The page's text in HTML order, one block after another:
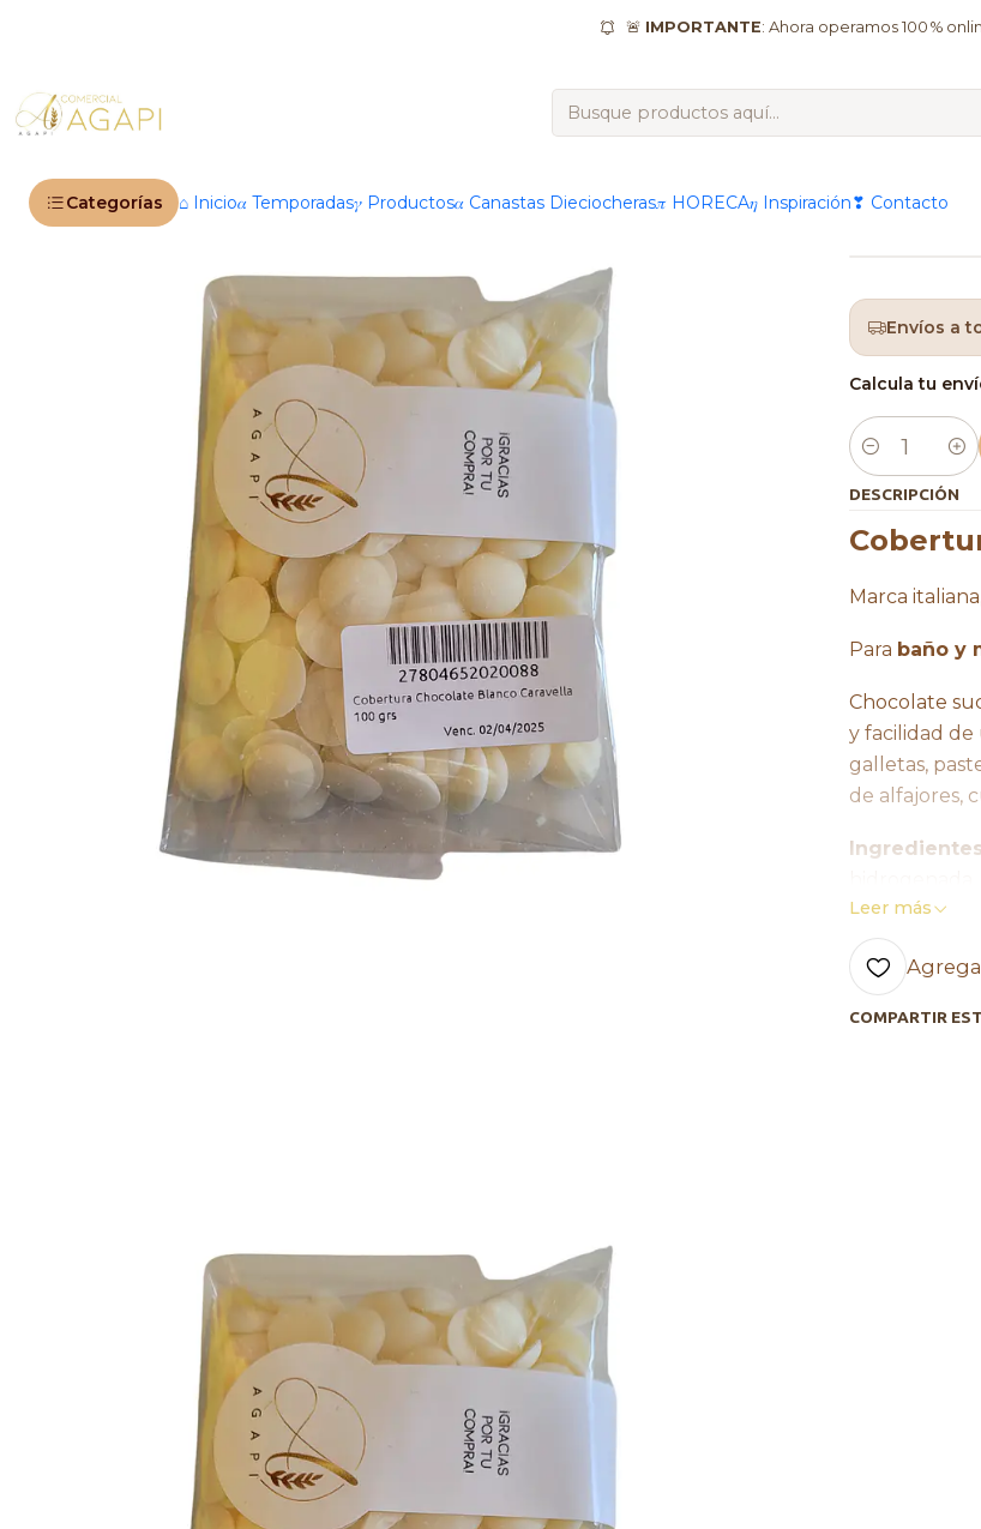
Categorías ⌂ Inicio𝛼 Temporadas𝛾 Productos𝛼 Canastas Dieciocheras𝜋 HORECA𝜂 Inspiración❣ Contacto
🚨 IMPORTANTE: Ahora operamos 100 %
🍫 Chocolatería & Dulces finos Coberturas de chocolate Blanco
Envíos a
Calcula tu
Cantidad
DESCRIPCIÓN
Marca
Para baño y
Chocolate
y facilidad de
galletas,
de alfajores,
saborizante
Mantener a
al 65%. No
Leer más
COMPARTIR